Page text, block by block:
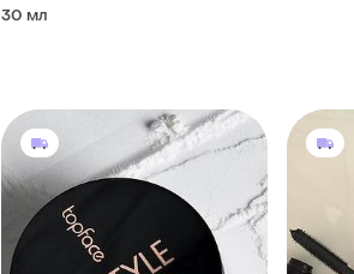
30 мл